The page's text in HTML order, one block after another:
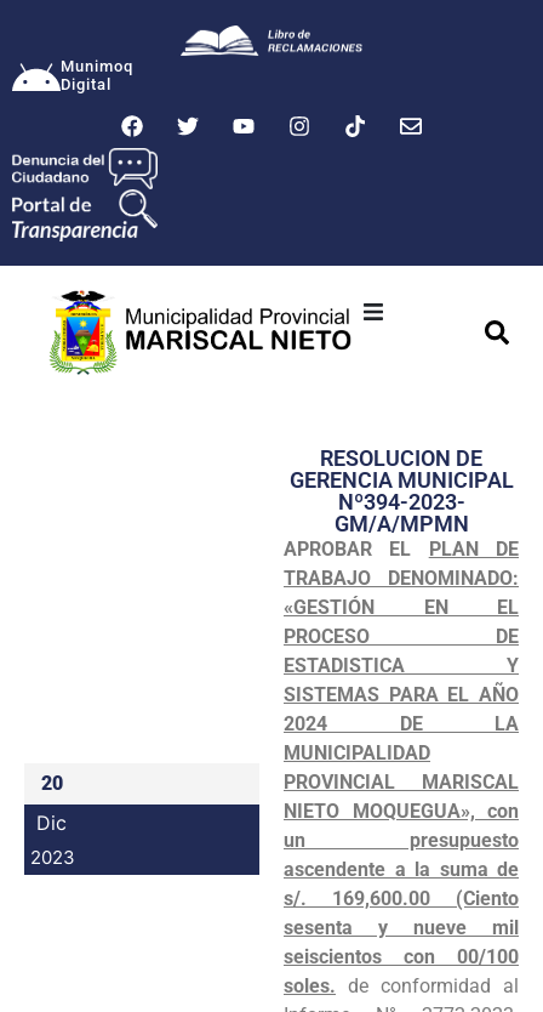
Munimoq
Digital
Transparencia
Seguridad
Programas
Intranet
20
Dic
2023
RESOLUCION DE
GERENCIA MUNICIPAL
Nº394-2023-
GM/A/MPMN
APROBAR EL PLAN DE
TRABAJO DENOMINADO:
«GESTIÓN EN EL
PROCESO DE
ESTADISTICA Y
SISTEMAS PARA EL AÑO
2024 DE LA
MUNICIPALIDAD
PROVINCIAL MARISCAL
NIETO MOQUEGUA», con
un presupuesto
ascendente a la suma de
s/. 169,600.00 (Ciento
sesenta y nueve mil
seiscientos con 00/100
soles. de conformidad al